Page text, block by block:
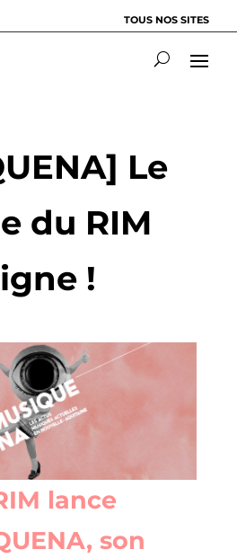
TOUS NOS SITES
Le
du RIM
!
lance
son